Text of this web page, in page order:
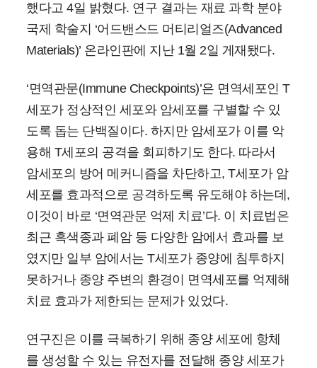
했다고 4일 밝혔다. 연구 결과는 재료 과학 분야
국제 학술지 ‘어드밴스드 머티리얼즈(Advanced
Materials)’ 온라인판에 지난 1월 2일 게재됐다.
‘면역관문(Immune Checkpoints)’은 면역세포인 T
세포가 정상적인 세포와 암세포를 구별할 수 있
도록 돕는 단백질이다. 하지만 암세포가 이를 악
용해 T세포의 공격을 회피하기도 한다. 따라서
암세포의 방어 메커니즘을 차단하고, T세포가 암
세포를 효과적으로 공격하도록 유도해야 하는데,
이것이 바로 ‘면역관문 억제 치료’다. 이 치료법은
최근 흑색종과 폐암 등 다양한 암에서 효과를 보
였지만 일부 암에서는 T세포가 종양에 침투하지
못하거나 종양 주변의 환경이 면역세포를 억제해
치료 효과가 제한되는 문제가 있었다.
연구진은 이를 극복하기 위해 종양 세포에 항체
를 생성할 수 있는 유전자를 전달해 종양 세포가